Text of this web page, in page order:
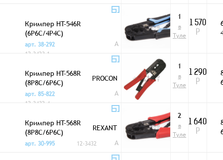
Кримпер HT-546R
(6P6C/4P4C)
арт. 38-292
12-3423-1
A
1
в
Туле
1 570
Р
Кримпер HT-568R
(8P8C/6P6C)
PROCON
арт. 85-822
12-3432-4
A
1
в
Туле
1 290
Р
Кримпер HT-568R
(8P8C/6P6C)
REXANT
арт. 30-995
12-3432 A
2
в
Туле
1 640
Р